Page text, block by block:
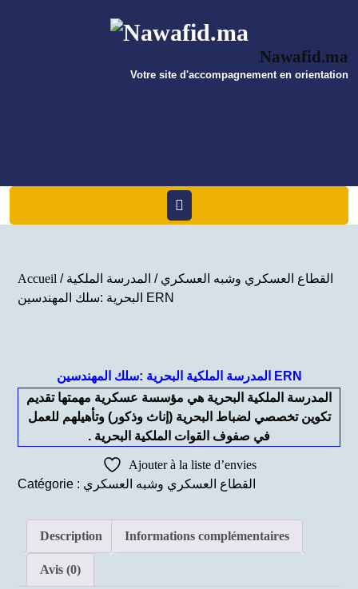
Nawafid.ma
Votre site d'accompagnement en orientation
Accueil / القطاع العسكري وشبه العسكري / المدرسة الملكية
البحرية :سلك المهندسين ERN
المدرسة الملكية البحرية :سلك المهندسين ERN
المدرسة الملكية البحرية هي مؤسسة عسكرية مهمتها تقديم
تكوين تخصصي لضباط البحرية (إناث وذكور) وتأهيلهم للعمل
في صفوف القوات الملكية البحرية .
Ajouter à la liste d’envies
Catégorie : القطاع العسكري وشبه العسكري
Description Informations complémentaires
Avis (0)